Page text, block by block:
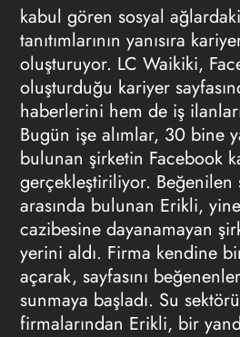
kabul gören sosyal
tanıtımlarının yanısıra
oluşturuyor. LC Waikiki,
oluşturduğu kariyer
haberlerini hem de iş
Bugün işe alımlar, 30 bine
bulunan şirketin Facebook
gerçekleştiriliyor. Beğenilen
arasında bulunan Erikli,
cazibesine dayanamayan
yerini aldı. Firma kendine
açarak, sayfasını
sunmaya başladı. Su
firmalarından Erikli, bir